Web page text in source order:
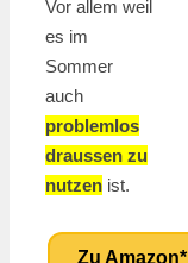
Vor allem weil
es im
Sommer
auch
problemlos
draussen zu
nutzen ist.
Zu Amazon*